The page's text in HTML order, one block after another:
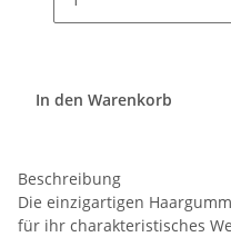
In den Warenkorb
Beschreibung
Die einzigartigen
für ihr charakteristisches